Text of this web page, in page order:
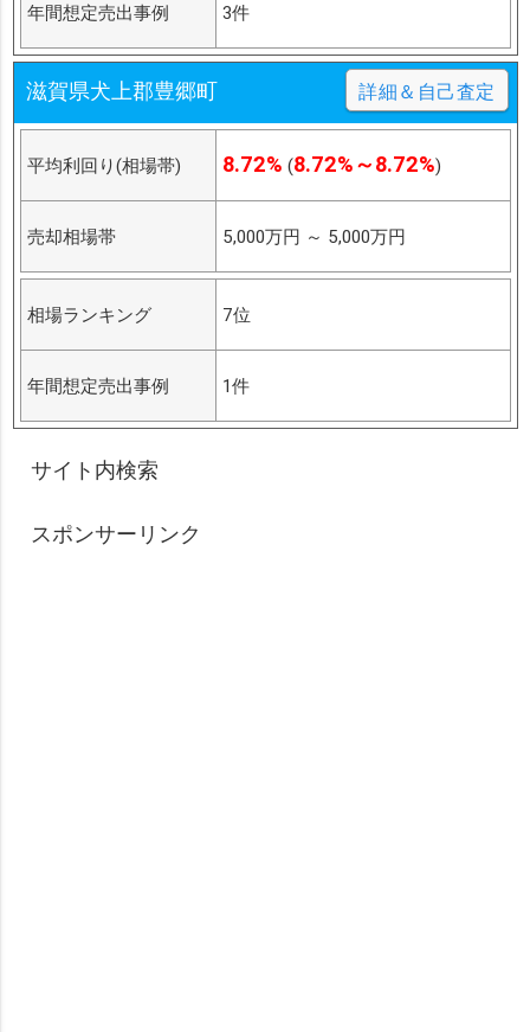
年間想定売出事例 3件
滋賀県犬上郡豊郷町 詳細＆自己査定
平均利回り(相場帯) 8.72% (8.72%～8.72%)
売却相場帯 5,000万円 ～ 5,000万円
相場ランキング 7位
年間想定売出事例 1件
サイト内検索
スポンサーリンク